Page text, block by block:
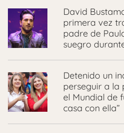
David
primera vez
padre de
suegro
Detenido un
perseguir a la
el Mundial de
casa con ella”